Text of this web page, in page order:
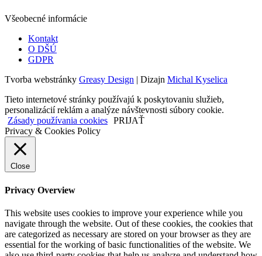
Všeobecné informácie
Kontakt
O DŠÚ
GDPR
Tvorba webstránky Greasy Design | Dizajn Michal Kyselica
Tieto internetové stránky používajú k poskytovaniu služieb,
personalizácií reklám a analýze návštevnosti súbory cookie.
Zásady používania cookies PRIJAŤ
Privacy & Cookies Policy
Close
Privacy Overview
This website uses cookies to improve your experience while you
navigate through the website. Out of these cookies, the cookies that
are categorized as necessary are stored on your browser as they are
essential for the working of basic functionalities of the website. We